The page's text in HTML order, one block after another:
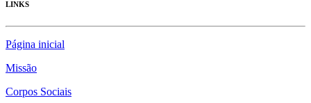
LINKS
Página inicial
Missão
Corpos Sociais